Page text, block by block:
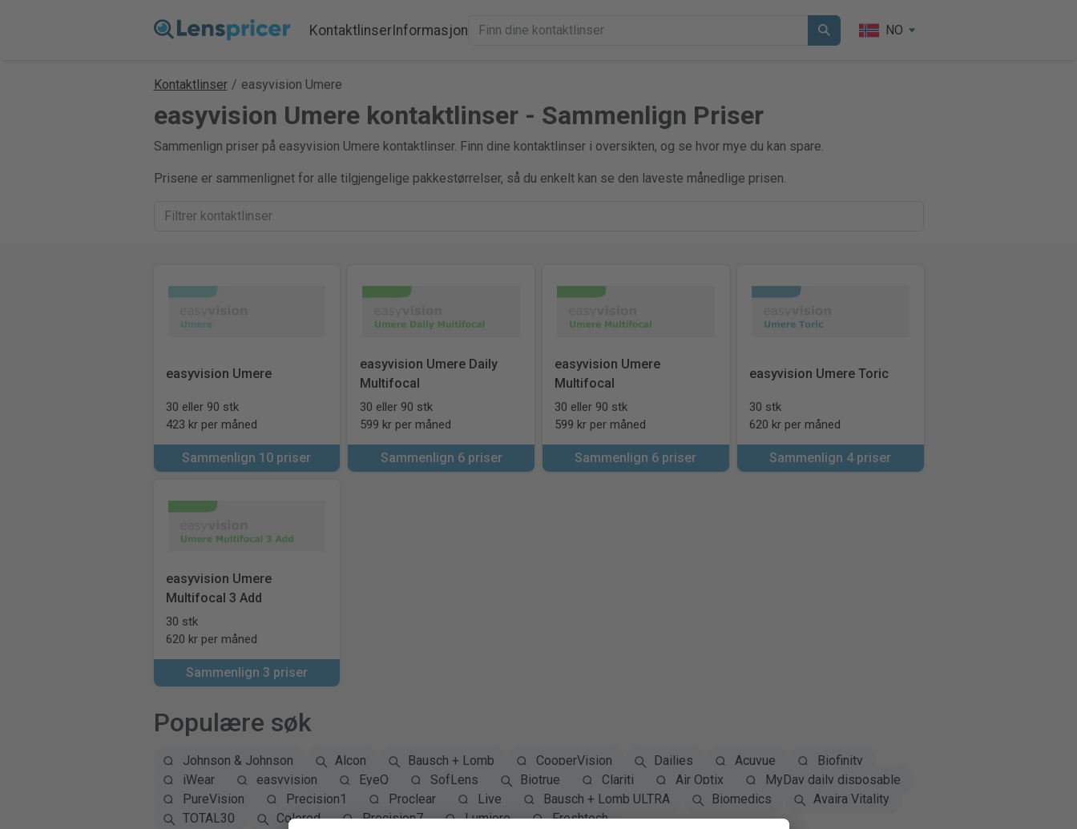
KontaktlinserInformasjon NO
Kontaktlinser / easyvision Umere
easyvision Umere kontaktlinser - Sammenlign Priser
Sammenlign priser på easyvision Umere kontaktlinser. Finn dine kontaktlinser i oversikten, og se hvor mye du kan spare.
Prisene er sammenlignet for alle tilgjengelige pakkestørrelser, så du enkelt kan se den laveste månedlige prisen.
easyvision Umere
30 eller 90 stk
423 kr per måned
Sammenlign 10 priser
easyvision Umere Daily
Multifocal
30 eller 90 stk
599 kr per måned
Sammenlign 6 priser
easyvision Umere
Multifocal
30 eller 90 stk
599 kr per måned
Sammenlign 6 priser
easyvision Umere Toric
30 stk
620 kr per måned
Sammenlign 4 priser
easyvision Umere
Multifocal 3 Add
30 stk
620 kr per måned
Sammenlign 3 priser
Populære søk
Johnson & Johnson Alcon Bausch + Lomb CooperVision Dailies Acuvue
Biofinity
iWear
easyvision EyeQ SofLens Biotrue Clariti Air Optix
MyDay daily disposable
PureVision
Precision1 Proclear Live Bausch + Lomb ULTRA Biomedics
Avaira Vitality
TOTAL30
Colored Precision7 Lumiere Freshtech